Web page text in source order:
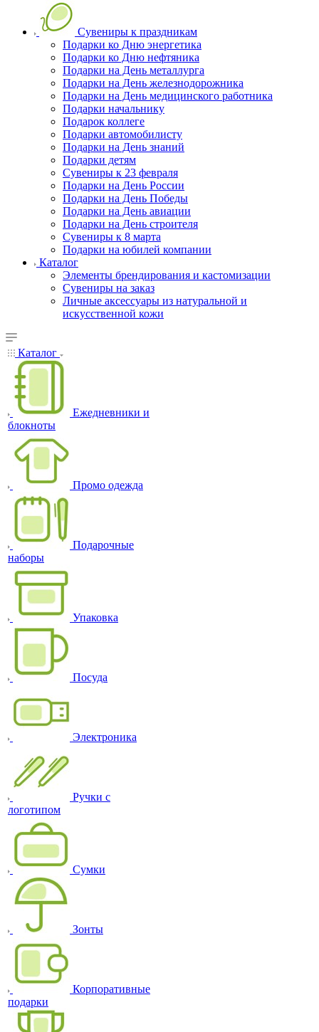
Сувениры к праздникам
Подарки ко Дню энергетика
Подарки ко Дню нефтяника
Подарки на День металлурга
Подарки на День железнодорожника
Подарки на День медицинского работника
Подарки начальнику
Подарок коллеге
Подарки автомобилисту
Подарки на День знаний
Подарки детям
Сувениры к 23 февраля
Подарки на День России
Подарки на День Победы
Подарки на День авиации
Подарки на День строителя
Сувениры к 8 марта
Подарки на юбилей компании
Каталог
Элементы брендирования и кастомизации
Сувениры на заказ
Личные аксессуары из натуральной и
искусственной кожи
Каталог
Ежедневники и
блокноты
Промо одежда
Подарочные
наборы
Упаковка
Посуда
Электроника
Ручки с
логотипом
Сумки
Зонты
Корпоративные
подарки